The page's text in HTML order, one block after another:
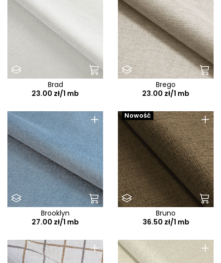
Brad
23.00 zł/1 mb
Brego
23.00 zł/1 mb
+
Brooklyn
27.00 zł/1 mb
+
Nowość
Bruno
36.50 zł/1 mb
+ +